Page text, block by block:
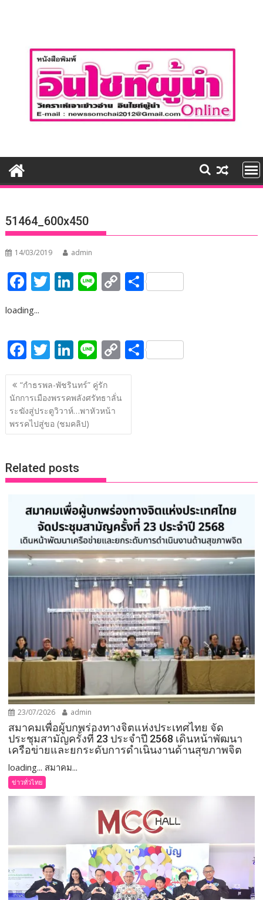
51464_600x450
14/03/2019 admin
F
e
b
o
o
k
T
er
Li
e
dI
n
Li C
y
Li
n
k
S
e
loading...
F
ac
e
b
o
k
T
w
itt
er
Li
n
k
e
dI
Li
n
e
C
o
y
S
แนะแนว
เรื่อง
“กำธรพล-พัชรินทร์” คู่รัก
นักการเมืองพรรคพลังศรัทธาลั่น
ระฆังสู่ประตูวิวาห์…พาหัวหน้า
พรรคไปสู่ขอ (ชมคลิป)
Related posts
23/07/2026 admin
สมาคมเพื่อผู้บกพร่องทางจิตแห่งประเทศไทย จัด
ประชุมสามัญครั้งที่ 23 ประจำปี 2568 เดินหน้าพัฒนา
เครือข่ายและยกระดับการดำเนินงานด้านสุขภาพจิต
loading... สมาคม...
ข่าวทั่วไทย